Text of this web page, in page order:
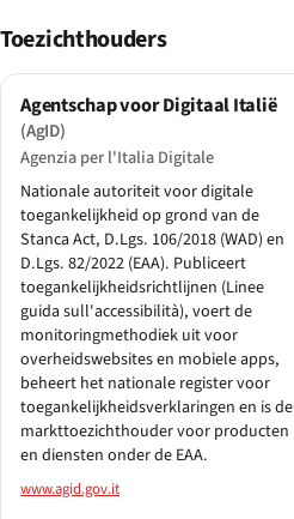
Toezichthouders
Agentschap voor Digitaal Italië
(AgID)
Agenzia per l'Italia Digitale
Nationale autoriteit voor digitale
toegankelijkheid op grond van de
Stanca Act, D.Lgs. 106/2018 (WAD) en
D.Lgs. 82/2022 (EAA). Publiceert
toegankelijkheidsrichtlijnen (Linee
guida sull'accessibilità), voert de
monitoringmethodiek uit voor
overheidswebsites en mobiele apps,
beheert het nationale register voor
toegankelijkheidsverklaringen en is de
markttoezichthouder voor producten
en diensten onder de EAA.
www.agid.gov.it